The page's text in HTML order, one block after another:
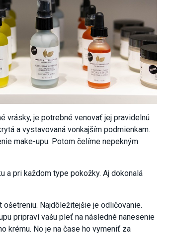
vrásky, je potrebné venovať jej pravidelnú
a vystavovaná vonkajším podmienkam.
make-upu. Potom čelíme nepekným
pri každom type pokožky. Aj dokonalá
Najdôležitejšie je odličovanie.
pripraví vašu pleť na následné nanesenie
krému. No je na čase ho vymeniť za